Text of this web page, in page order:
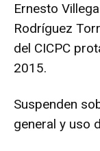
Ernesto
Rodríguez
del CICPC
2015.
Suspenden
general y uso